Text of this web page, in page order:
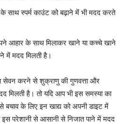
साथ स्पर्म काउंट को बढ़ाने में भी मदद करते
आहार के साथ मिलाकर खाने या कच्चे खाने
में मदद मिलती है।
सेवन करने से शुक्राणु की गुणवत्ता और
मिलती है। तो यदि आप भी इस समस्या का
बचाव के लिए इन खाद्य को अपनी डाइट में
परेशानी से आसानी से निजात पाने में मदद